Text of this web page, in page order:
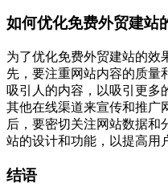
如何优化免费外贸建站
为了优化免费外贸建站的效
先，要注重网站内容的质量
吸引人的内容，以吸引更多
其他在线渠道来宣传和推广
后，要密切关注网站数据和
站的设计和功能，以提高用
结语